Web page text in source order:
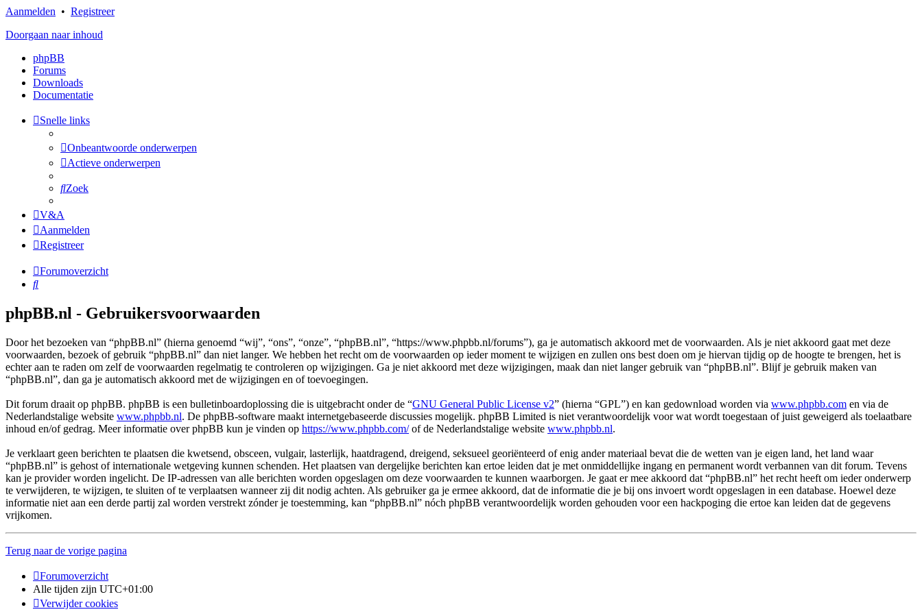
Aanmelden • Registreer
Doorgaan naar inhoud
phpBB
Forums
Downloads
Documentatie
Snelle links
Onbeantwoorde onderwerpen
Actieve onderwerpen
Zoek
V&A
Aanmelden
Registreer
Forumoverzicht
Zoek
phpBB.nl - Gebruikersvoorwaarden
Door het bezoeken van “phpBB.nl” (hierna genoemd “wij”, “ons”, “onze”, “phpBB.nl”, “https://www.phpbb.nl/forums”), ga je automatisch akkoord met de voorwaarden. Als je niet akkoord gaat met deze
voorwaarden, bezoek of gebruik “phpBB.nl” dan niet langer. We hebben het recht om de voorwaarden op ieder moment te wijzigen en zullen ons best doen om je hiervan tijdig op de hoogte te brengen, het is
echter aan te raden om zelf de voorwaarden regelmatig te controleren op wijzigingen. Ga je niet akkoord met deze wijzigingen, maak dan niet langer gebruik van “phpBB.nl”. Blijf je gebruik maken van
“phpBB.nl”, dan ga je automatisch akkoord met de wijzigingen en of toevoegingen.
Dit forum draait op phpBB. phpBB is een bulletinboardoplossing die is uitgebracht onder de “GNU General Public License v2” (hierna “GPL”) en kan gedownload worden via www.phpbb.com en via de
Nederlandstalige website www.phpbb.nl. De phpBB-software maakt internetgebaseerde discussies mogelijk. phpBB Limited is niet verantwoordelijk voor wat wordt toegestaan of juist geweigerd als toelaatbare
inhoud en/of gedrag. Meer informatie over phpBB kun je vinden op https://www.phpbb.com/of de Nederlandstalige website www.phpbb.nl.
Je verklaart geen berichten te plaatsen die kwetsend, obsceen, vulgair, lasterlijk, haatdragend, dreigend, seksueel georiënteerd of enig ander materiaal bevat die de wetten van je eigen land, het land waar
“phpBB.nl” is gehost of internationale wetgeving kunnen schenden. Het plaatsen van dergelijke berichten kan ertoe leiden dat je met onmiddellijke ingang en permanent wordt verbannen van dit forum. Tevens
kan je provider worden ingelicht. De IP-adressen van alle berichten worden opgeslagen om deze voorwaarden te kunnen waarborgen. Je gaat er mee akkoord dat “phpBB.nl” het recht heeft om ieder onderwerp
te verwijderen, te wijzigen, te sluiten of te verplaatsen wanneer zij dit nodig achten. Als gebruiker ga je ermee akkoord, dat de informatie die je bij ons invoert wordt opgeslagen in een database. Hoewel deze
informatie niet aan een derde partij zal worden verstrekt zónder je toestemming, kan “phpBB.nl” nóch phpBB verantwoordelijk worden gehouden voor een hackpoging die ertoe kan leiden dat de gegevens
vrijkomen.
Terug naar de vorige pagina
Forumoverzicht
Alle tijden zijn UTC+01:00
Verwijder cookies